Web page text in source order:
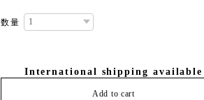
数量
International shipping available
Add to cart